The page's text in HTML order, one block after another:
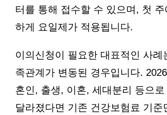
터를 통해 접수할 수 있으며, 첫
하게 요일제가 적용됩니다.
이의신청이 필요한 대표적인 사례
족관계가 변동된 경우입니다.
혼인, 출생, 이혼, 세대분리 등으
달라졌다면 기존 건강보험료 기준